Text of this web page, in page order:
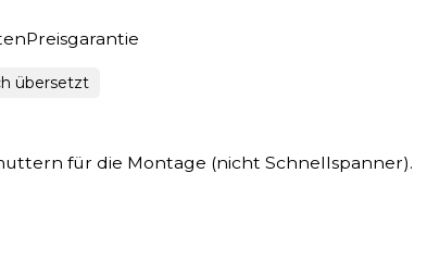
Preisgarantie
übersetzt
für die Montage (nicht Schnellspanner).